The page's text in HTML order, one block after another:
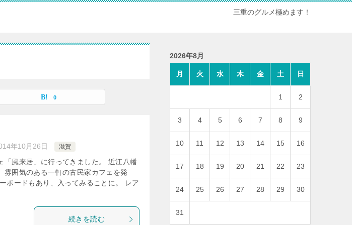
三重のグルメ極めます！
0
年10月26日 滋賀
「風来居」に行ってきました。 近江八幡
囲気のある一軒の古民家カフェを発
ボードもあり、入ってみることに。 レア
続きを読む
2026年8月
月 火 水 木 金 土 日
1 2
3 4 5 6 7 8 9
10 11 12 13 14 15 16
17 18 19 20 21 22 23
24 25 26 27 28 29 30
31